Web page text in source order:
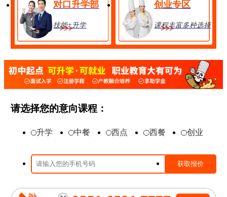
对口升学部
技能+升学
创业专区
课程丰富多种选择
请选择您的意向课程：
升学 中餐 西点 西餐 创业
金典总厨班 28人
时尚西点班23人 享助学金 技能+升学 在线报名
大厨精英班32人 享助学金技能+升学